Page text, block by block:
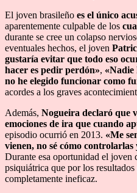
El joven brasileño es el único
aparentemente culpable de los
durante se cree un colapso
eventuales hechos, el joven
gustaría evitar que todo eso
hacer es pedir perdón», «Nadie
no he elegido funcionar como
acordes a los graves
Además, Nogueira declaró que
emociones de ira que cuando
episodio ocurrió en 2013. «Me
vienen, no sé cómo controlarlas
Durante esa oportunidad el joven
psiquiátrica que por los
completamente ineficaz.